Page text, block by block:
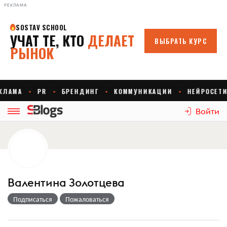
РЕКЛАМА
Войти
Валентина Золотцева
Подписаться Пожаловаться